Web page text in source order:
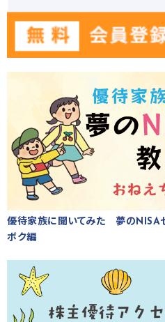
優待家族に聞いてみた 夢のNISA
ボク編